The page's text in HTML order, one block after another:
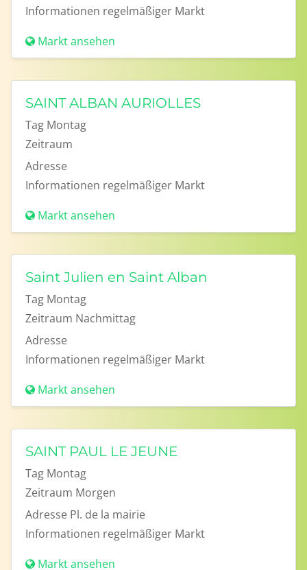
Informationen regelmäßiger Markt
Markt ansehen
SAINT ALBAN AURIOLLES
Tag Montag
Zeitraum
Adresse
Informationen regelmäßiger Markt
Markt ansehen
Saint Julien en Saint Alban
Tag Montag
Zeitraum Nachmittag
Adresse
Informationen regelmäßiger Markt
Markt ansehen
SAINT PAUL LE JEUNE
Tag Montag
Zeitraum Morgen
Adresse Pl. de la mairie
Informationen regelmäßiger Markt
Markt ansehen